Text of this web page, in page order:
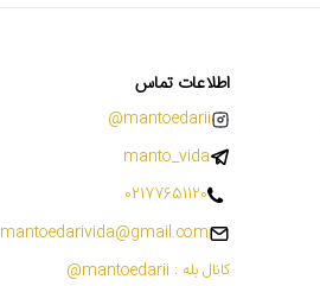
اطلاعات تماس
mantoedarii@
manto_vida
02177651120
mantoedarivida@gmail.com
کانال بله : mantoedarii@